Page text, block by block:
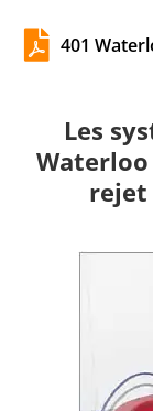
 401
Les
rejet